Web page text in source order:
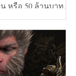
หรือ 50 ล้านบาท
มทะลุ...